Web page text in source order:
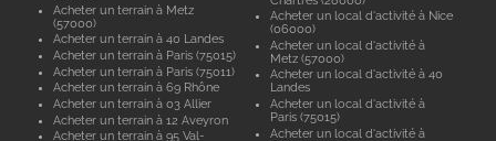
Acheter un terrain à Metz
(57000)
Acheter un terrain à 40 Landes
Acheter un terrain à Paris (75015)
Acheter un terrain à Paris (75011)
Acheter un terrain à 69 Rhône
Acheter un terrain à 03 Allier
Acheter un terrain à 12 Aveyron
Acheter un terrain à 95 Val-
Acheter un local d'activité à Nice
(06000)
Acheter un local d'activité à
Metz (57000)
Acheter un local d'activité à 40
Landes
Acheter un local d'activité à
Paris (75015)
Acheter un local d'activité à